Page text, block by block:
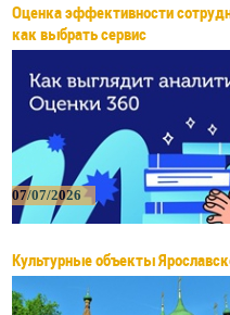
Оценка эффективности
как выбрать сервис
07/07/2026
Культурные объекты